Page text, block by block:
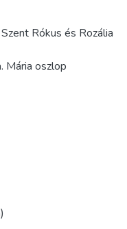
Rókus és Rozália
Mária oszlop